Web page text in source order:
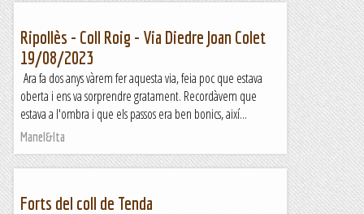
Ripollès - Coll Roig - Via Diedre Joan Colet
19/08/2023
Ara fa dos anys vàrem fer aquesta via, feia poc que estava
oberta i ens va sorprendre gratament. Recordàvem que
estava a l'ombra i que els passos era ben bonics, així...
Manel&Ita
Forts del coll de Tenda